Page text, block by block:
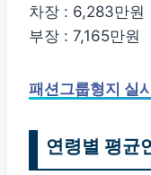
차장 : 6,283만원
부장 : 7,165만원
패션그룹형지 실
연령별 평균